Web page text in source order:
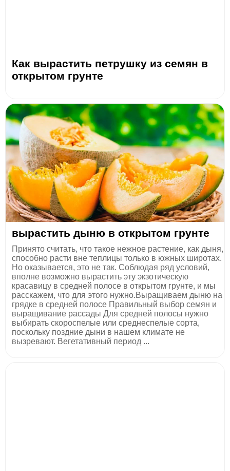
Как вырастить петрушку из семян в
открытом грунте
вырастить дыню в открытом грунте
Принято считать, что такое нежное растение, как дыня,
способно расти вне теплицы только в южных широтах.
Но оказывается, это не так. Соблюдая ряд условий,
вполне возможно вырастить эту экзотическую
красавицу в средней полосе в открытом грунте, и мы
расскажем, что для этого нужно.Выращиваем дыню на
грядке в средней полосе Правильный выбор семян и
выращивание рассады Для средней полосы нужно
выбирать скороспелые или среднеспелые сорта,
поскольку поздние дыни в нашем климате не
вызревают. Вегетативный период ...